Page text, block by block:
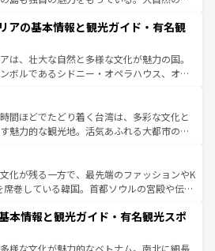
行者はアメリカの各地域で異なる魅力を楽
の多様性と豊かな歴史を感じることができ
のロードトリップや列車の旅も、アメリカ
タイルだ。 なお、新着のアメリカ
ンツ一覧 を参照してほしい。
ない。また、定番の観光地といえばオアフ
自然を求めるならマウイ島やカウアイ島が
ラルドグリーンに輝く海をはじめ、豊かな
づいている。「アロハスピリット」と呼ば
ローカルフードやハワイアンミュージッ
ラダンスなど、すべてがハワイの魅力を彩
るたびに新しい発見と感動が待っているハ
覧
アの基本情報と観光ガイド・有名観
は、壮大な自然と多様な文化が魅力の国。
ボルであるシドニー・オペラハウス、オー
陸中央部にそびえるウルル（エアーズロッ
アの美しい原生林やケアンズの熱帯雨林な
たくさん。また、カフェやワイン、オージ
ビティも充実しており、サーフィンやダイ
ングなど、アウトドア好きにはたまらな
リアの多彩な魅力を存分に味わいつくそ
。
間ほどでたどり着く台湾は、多彩な文化と
魅力的な観光地。活気あふれる大都市の台
山岳地帯である台湾東部など、都市の喧騒
が共存しており、訪れる人に新しい発見と
てくれる。また、奥深い台湾の食文化も魅
判のスイーツなど、バラエティ豊かな料理
化が残る一方で、最先端のファッションやK
席巻している韓国。首都ソウルの宮殿や伝統
延ばせば四季折々の自然美を楽しむことが
、キムチや焼肉、絶品のストリートフード
な韓国料理が待っている。夜には、韓国な
本情報と観光ガイド・有名観光スポ
様な文化が魅力的なベトナム。南北に細長